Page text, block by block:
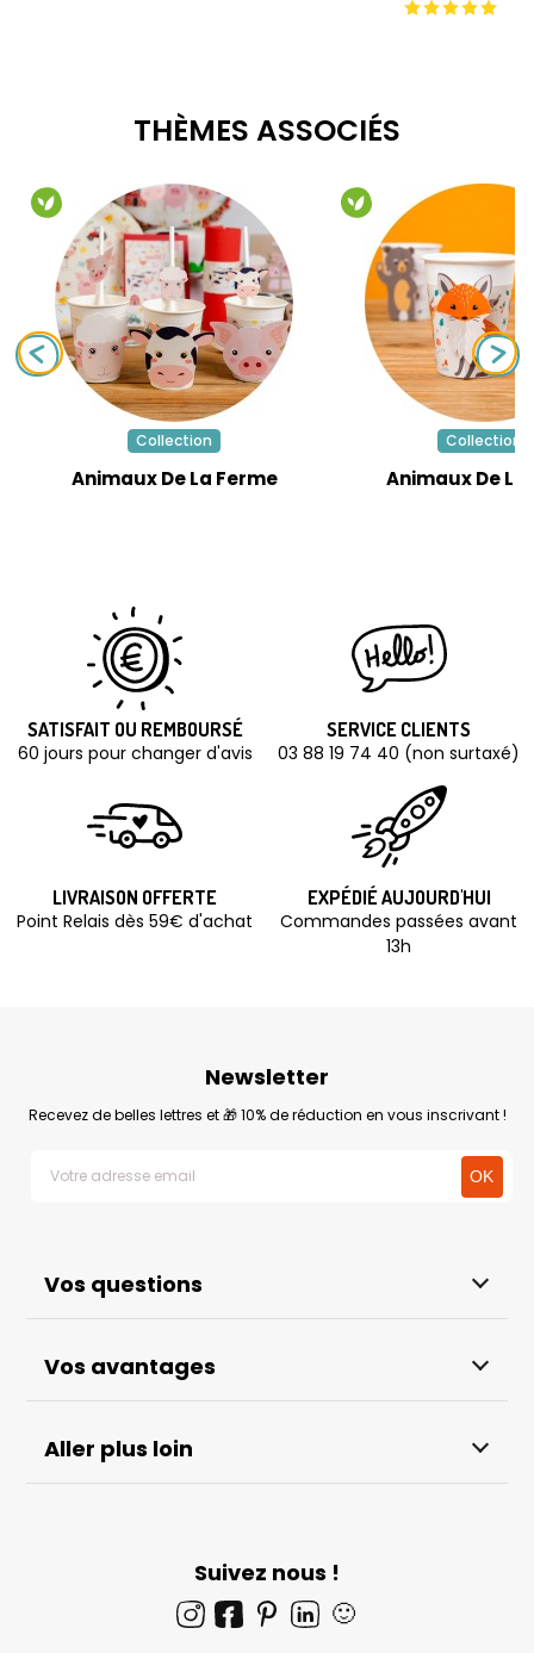
THÈMES ASSOCIÉS
Collection
Animaux De La Ferme
Collection
Animaux De La
SATISFAIT OU REMBOURSÉ
60 jours pour changer d'avis
SERVICE CLIENTS
03 88 19 74 40 (non surtaxé)
LIVRAISON OFFERTE
Point Relais dès 59€ d'achat
EXPÉDIÉ AUJOURD'HUI
Commandes passées avant
13h
Vos questions
Vos avantages
Aller plus loin
Newsletter
Recevez de belles lettres et 🎁 10% de réduction en vous inscrivant !
Suivez nous !
🙂